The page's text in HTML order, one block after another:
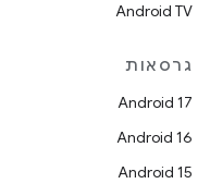
Android TV
גרסאות
Android 17
Android 16
Android 15